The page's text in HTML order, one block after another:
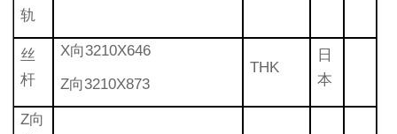
轨
丝
杆
X向3210X646
Z向3210X873
THK
日
本
Z向